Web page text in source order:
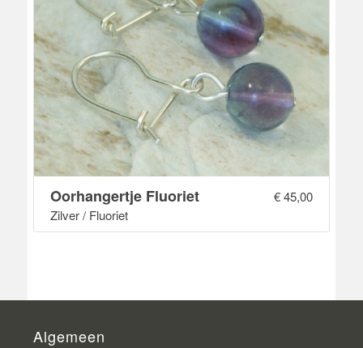
Oorhangertje Fluoriet
Zilver / Fluoriet
€45,00
Algemeen